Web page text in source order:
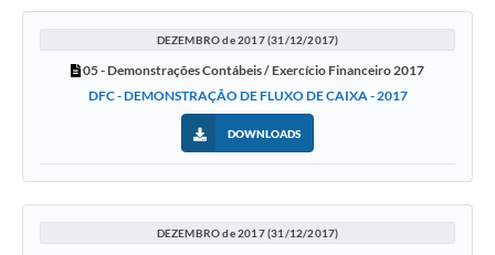
DEZEMBRO de 2017 (31/12/2017)
05 - Demonstrações Contábeis / Exercício Financeiro 2017
DFC - DEMONSTRAÇÃO DE FLUXO DE CAIXA - 2017
DOWNLOADS
DEZEMBRO de 2017 (31/12/2017)